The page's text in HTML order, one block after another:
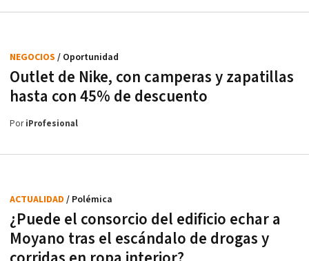
Outlet de Nike, con camperas y zapatillas
hasta con 45% de descuento
NEGOCIOS / Oportunidad
PoriProfesional
¿Puede el consorcio del edificio echar a
Moyano tras el escándalo de drogas y
ACTUALIDAD / Polémica